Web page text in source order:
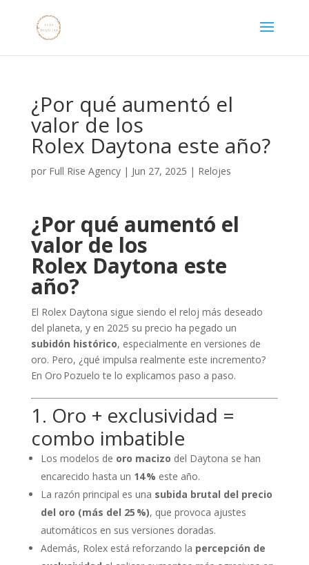
¿Por qué aumentó el
valor de los
Rolex Daytona este año?
por Full Rise Agency| Jun 27, 2025 | Relojes
¿Por qué aumentó el
valor de los
Rolex Daytona este
año?
El Rolex Daytona sigue siendo el reloj más deseado
del planeta, y en 2025 su precio ha pegado un
subidón histórico, especialmente en versiones de
oro. Pero, ¿qué impulsa realmente este incremento?
En Oro Pozuelo te lo explicamos paso a paso.
1. Oro + exclusividad =
combo imbatible
Los modelos de oro macizo del Daytona se han
encarecido hasta un 14 % este año.
La razón principal es una subida brutal del precio
del oro (más del 25 %), que provoca ajustes
automáticos en sus versiones doradas.
Además, Rolex está reforzando la percepción de